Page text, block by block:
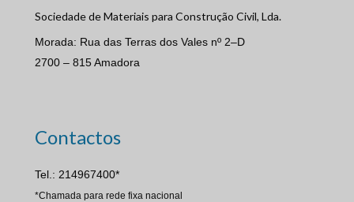
Sociedade de Materiais para Construção Civil, Lda.
Morada: Rua das Terras dos Vales nº 2–D
2700 – 815 Amadora
Contactos
Tel.: 214967400*
*Chamada para rede fixa nacional